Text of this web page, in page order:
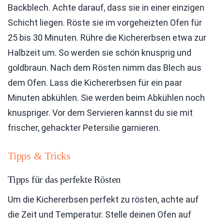
Backblech. Achte darauf, dass sie in einer einzigen
Schicht liegen. Röste sie im vorgeheizten Ofen für
25 bis 30 Minuten. Rühre die Kichererbsen etwa zur
Halbzeit um. So werden sie schön knusprig und
goldbraun. Nach dem Rösten nimm das Blech aus
dem Ofen. Lass die Kichererbsen für ein paar
Minuten abkühlen. Sie werden beim Abkühlen noch
knuspriger. Vor dem Servieren kannst du sie mit
frischer, gehackter Petersilie garnieren.
Tipps & Tricks
Tipps für das perfekte Rösten
Um die Kichererbsen perfekt zu rösten, achte auf
die Zeit und Temperatur. Stelle deinen Ofen auf